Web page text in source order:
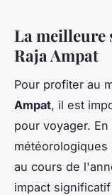
La meilleure
Raja Ampat
Pour profiter au
Ampat, il est
pour voyager.
au cours de
impact